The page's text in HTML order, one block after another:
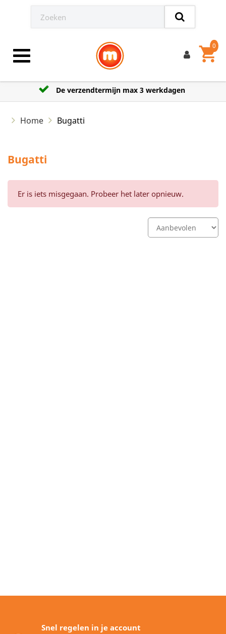
Toggle navigation shopping_cart
0
De verzendtermijn max 3 werkdagen
Home Bugatti
Bugatti
Er is iets misgegaan. Probeer het later opnieuw.
Snel regelen in je account